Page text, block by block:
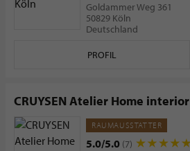
Goldammer Weg 361
50829 Köln
Deutschland
PROFIL
CRUYSEN Atelier Home interior
RAUMAUSSTATTER
5.0/5.0 (7)